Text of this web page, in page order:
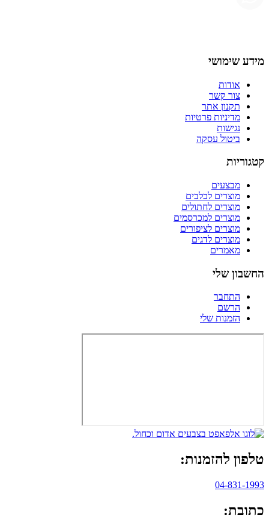
מידע שימושי
אודות
צור קשר
תקנון אתר
מדיניות פרטיות
נגישות
ביטול עסקה
קטגוריות
מבצעים
מוצרים לכלבים
מוצרים לחתולים
מוצרים למכרסמים
מוצרים לציפורים
מוצרים לדגים
מאמרים
החשבון שלי
התחבר
הרשם
הזמנות שלי
טלפון להזמנות:
04-831-1993
כתובת: